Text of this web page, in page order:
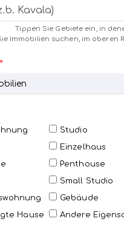
Tippen Sie Gebiete ein, in
Immobilien suchen, im oberen
*
Studio
Einzelhaus
Penthouse
Small Studio
Gebäude
Hause
Andere